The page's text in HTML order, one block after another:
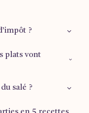
?
page dédiée
plats vont
(Mois d’or et
salé ?